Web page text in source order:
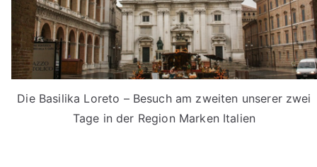
Die Basilika Loreto – Besuch am zweiten unserer zwei
Tage in der Region Marken Italien